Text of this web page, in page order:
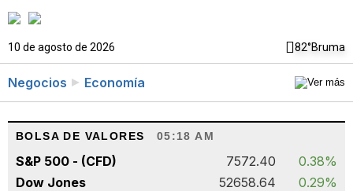
10 de agosto de 2026 82°Bruma
Negocios Economía
BOLSA DE VALORES 05:18 AM
S&P 500 - (CFD) 7572.40
0.38%
Dow Jones
52658.64
0.29%